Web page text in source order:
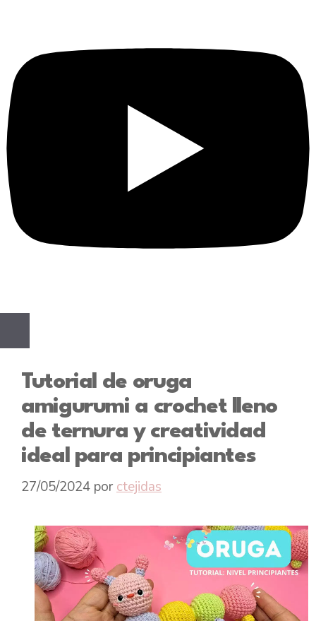
Tutorial de oruga
amigurumi a crochet lleno
de ternura y creatividad
ideal para principiantes
27/05/2024 por ctejidas